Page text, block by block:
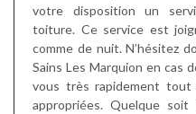
votre disposition un
toiture. Ce service est
comme de nuit. N’hésitez
Sains Les Marquion en cas
vous très rapidement
appropriées. Quelque